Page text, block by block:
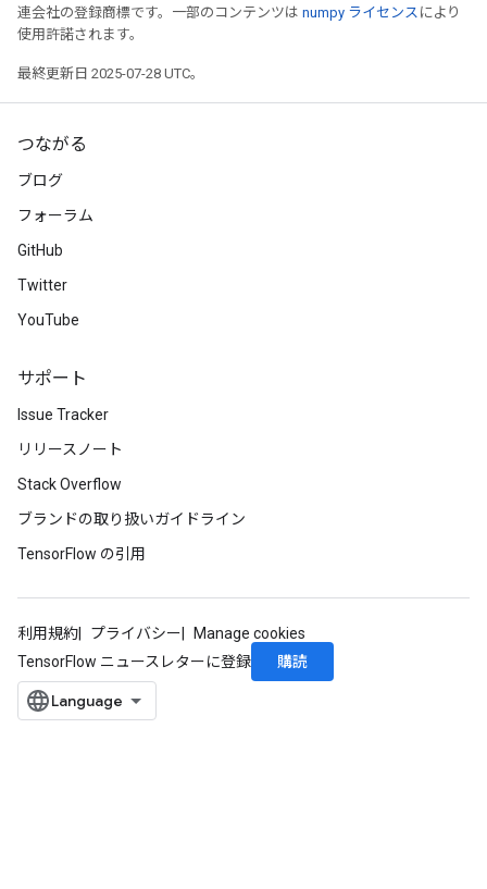
連会社の登録商標です。一部のコンテンツは numpy ライセンス により
使用許諾されます。
最終更新日 2025-07-28 UTC。
つながる
ブログ
フォーラム
GitHub
Twitter
YouTube
サポート
Issue Tracker
リリースノート
Stack Overflow
ブランドの取り扱いガイドライン
TensorFlow の引用
利用規約 プライバシー
Manage cookies
TensorFlow ニュースレターに登録
購読